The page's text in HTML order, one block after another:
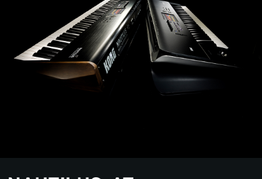
Import Products
Features